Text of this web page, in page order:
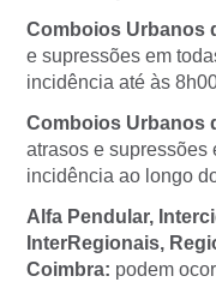
Comboios Urbanos
e supressões em
incidência até às
Comboios Urbanos
atrasos e supressões
incidência ao longo
Alfa Pendular,
InterRegionais,
Coimbra: podem